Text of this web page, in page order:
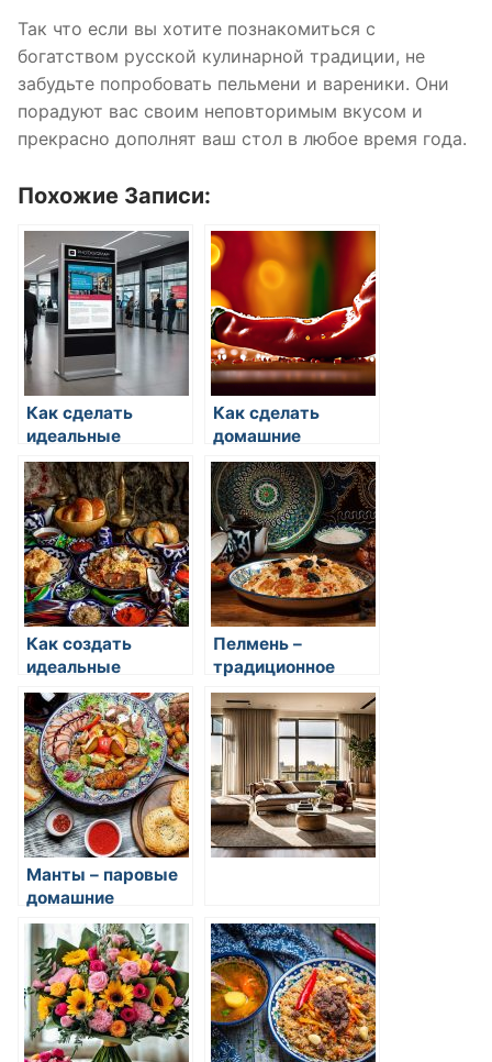
Так что если вы хотите познакомиться с
богатством русской кулинарной традиции, не
забудьте попробовать пельмени и вареники. Они
порадуют вас своим неповторимым вкусом и
прекрасно дополнят ваш стол в любое время года.
Похожие Записи:
Как сделать
идеальные
пельмени
Как сделать
домашние
пельмени
Как создать
идеальные
пельмени с
восточными
соусами
Пелмень –
традиционное
восточное блюдо
из нескольких
видов мяса,
завернутое в
тонкое тесто
Манты – паровые
домашние
пельмени с
начинкой из мяса и
лука